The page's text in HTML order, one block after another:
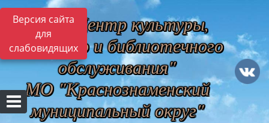
Версия сайта
для
слабовидящих
МБУ "Центр культуры,
музейного и библиотечного
обслуживания"
МО "Краснознаменский
муниципальный округ"